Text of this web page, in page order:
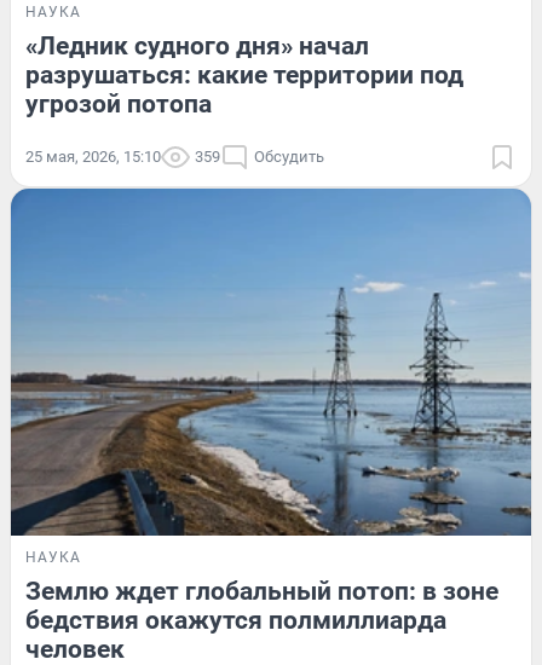
НАУКА
«Ледник судного дня» начал
разрушаться: какие территории под
угрозой потопа
25 мая, 2026, 15:10 359 Обсудить
НАУКА
Землю ждет глобальный потоп: в зоне
бедствия окажутся полмиллиарда
человек